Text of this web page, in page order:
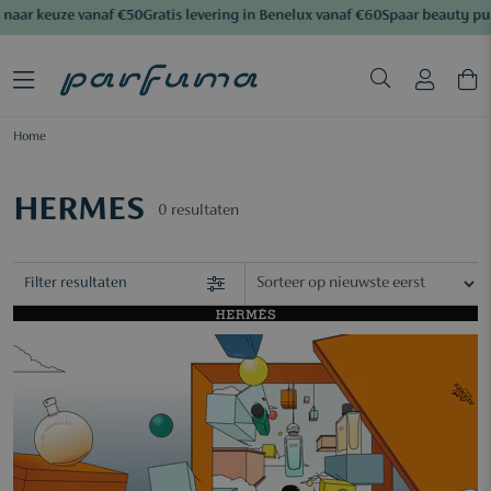
keuze vanaf €50Gratis levering in Benelux vanaf €60Spaar beauty
Home
HERMES 0 resultaten
Filter resultaten